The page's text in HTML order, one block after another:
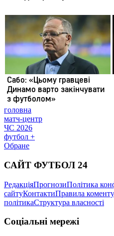
головна
матч-центр
ЧС 2026
футбол +
Обране
САЙТ ФУТБОЛ 24
РедакціяПрогнозиПолітика
сайтуКонтактиПравила
політикаСтруктура власності
Соціальні мережі